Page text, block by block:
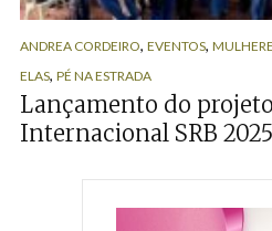
ANDREA CORDEIRO, EVENTOS,
ELAS, PÉ NA ESTRADA
Lançamento do
Internacional SRB 2025